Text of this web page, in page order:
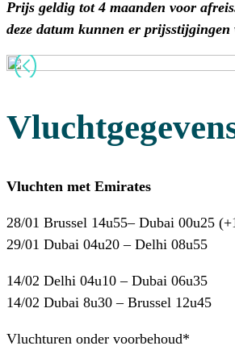
Prijs geldig tot 4 maanden voor
deze datum kunnen er prijsstijgingen
Vluchten met Emirates
28/01 Brussel 14u55– Dubai 00u25
29/01 Dubai 04u20 – Delhi 08u55
14/02 Delhi 04u10 – Dubai 06u35
14/02 Dubai 8u30 – Brussel 12u45
Vluchturen onder voorbehoud*